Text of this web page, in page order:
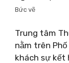
Bức vẽ
Trung tâm
nằm trên
khách sự kết